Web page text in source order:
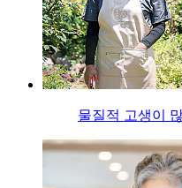
물질적 고생이